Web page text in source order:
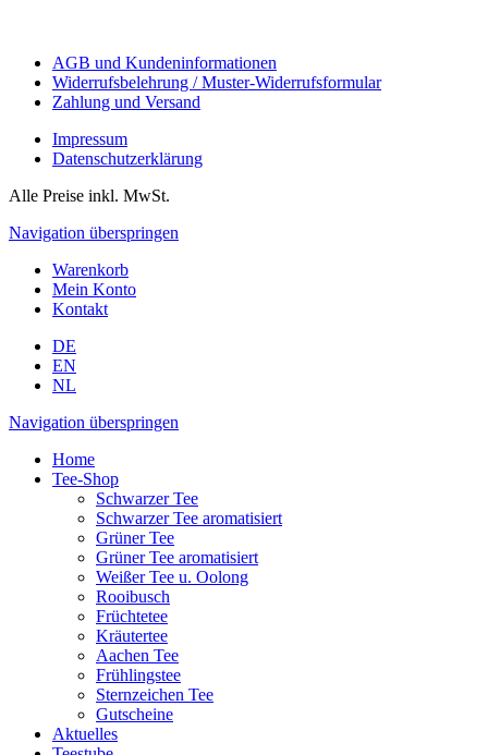
AGB und Kundeninformationen
Widerrufsbelehrung / Muster-Widerrufsformular
Zahlung und Versand
Impressum
Datenschutzerklärung
Alle Preise inkl. MwSt.
Navigation überspringen
Warenkorb
Mein Konto
Kontakt
DE
EN
NL
Navigation überspringen
Home
Tee-Shop
Schwarzer Tee
Schwarzer Tee aromatisiert
Grüner Tee
Grüner Tee aromatisiert
Weißer Tee u. Oolong
Rooibusch
Früchtetee
Kräutertee
Aachen Tee
Frühlingstee
Sternzeichen Tee
Gutscheine
Aktuelles